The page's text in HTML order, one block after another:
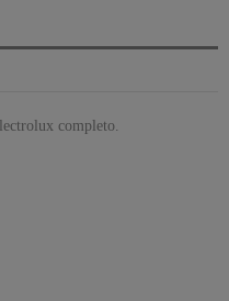
completo.